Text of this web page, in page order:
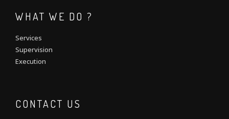
WHAT WE DO ?
Services
Supervision
Execution
CONTACT US